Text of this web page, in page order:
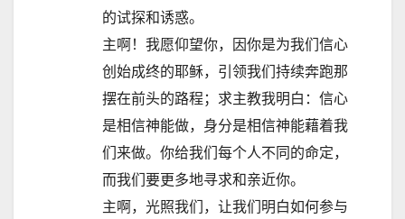
的试探和诱惑。
主啊！我愿仰望你，因你是为我们信心
创始成终的耶稣，引领我们持续奔跑那
摆在前头的路程；求主教我明白：信心
是相信神能做，身分是相信神能藉着我
们来做。你给我们每个人不同的命定，
而我们要更多地寻求和亲近你。
主啊，光照我们，让我们明白如何参与